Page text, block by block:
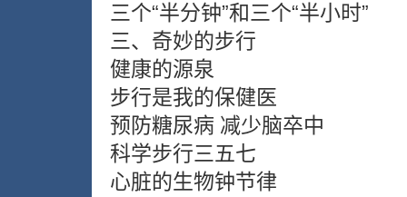
三个“半分钟”和三个“半小时”
三、奇妙的步行
健康的源泉
步行是我的保健医
预防糖尿病 减少脑卒中
科学步行三五七
心脏的生物钟节律